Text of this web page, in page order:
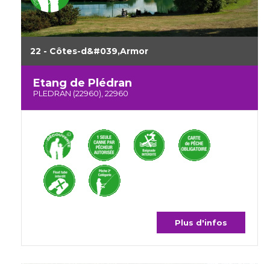
22 - Côtes-d&#039,Armor
Etang de Plédran
PLEDRAN (22960), 22960
Plus d'infos